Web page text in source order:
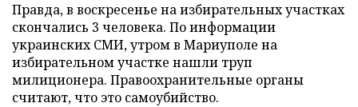
Правда, в воскресенье на избирательных участках
скончались 3 человека. По информации
украинских СМИ, утром в Мариуполе на
избирательном участке нашли труп
милиционера. Правоохранительные органы
считают, что это самоубийство.